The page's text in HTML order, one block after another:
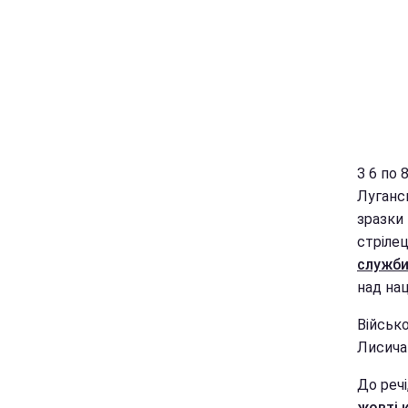
З 6 по
зразки
над
До